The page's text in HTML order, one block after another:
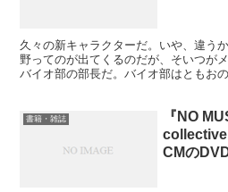
久々の新キャラクターだ。いや、違う
野ってのが出てくるのだが、そいつが
バイオ部の部長だ。バイオ部はともお
書籍・雑誌
『NO
collective
CMの